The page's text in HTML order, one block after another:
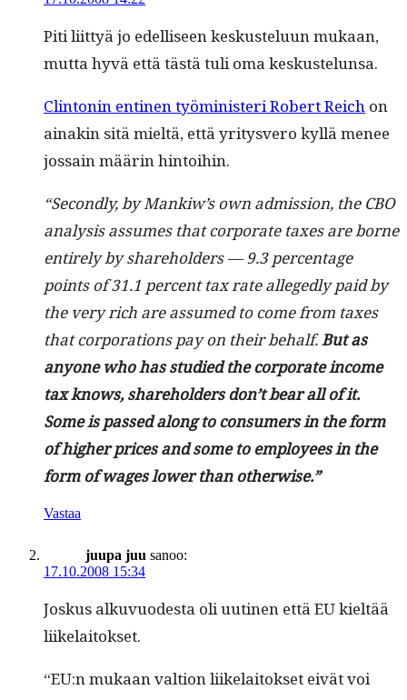
Piti liit­tyä jo edel­liseen keskustelu­un mukaan,
mut­ta hyvä että tästä tuli oma keskustelunsa.
Clin­tonin enti­nen työmin­is­teri Robert Reich on
ainakin sitä mieltä, että yri­tysvero kyl­lä menee
jos­sain määrin hintoihin.
“Sec­ond­ly, by Manki­w’s own admis­sion, the CBO
analy­sis assumes that cor­po­rate tax­es are borne
entire­ly by share­hold­ers — 9.3 per­cent­age
points of 31.1 per­cent tax rate alleged­ly paid by
the very rich are assumed to come from tax­es
that cor­po­ra­tions pay on their behalf.But as
any­one who has stud­ied the cor­po­rate income
tax knows, share­hold­ers don’t bear all of it.
Some is passed along to con­sumers in the form
of high­er prices and some to employ­ees in the
form of wages low­er than otherwise.”
Vastaa
juupa juu sanoo:
17.10.2008 15:34
Joskus alku­vuodes­ta oli uuti­nen että EU kieltää
liikelaitokset.
“EU:n mukaan val­tion liike­laitok­set eivät voi